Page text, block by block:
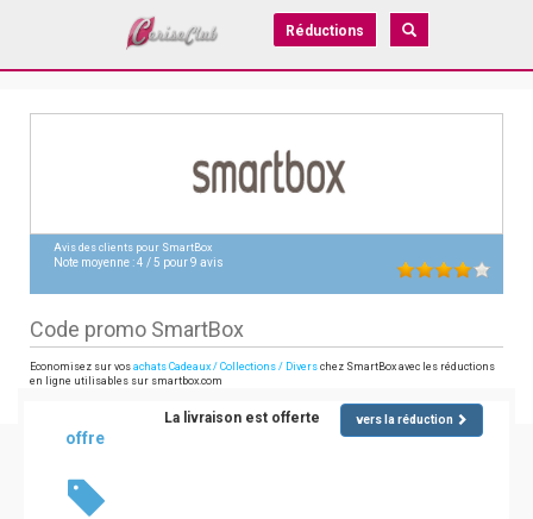
Réductions
Avis des clients pour SmartBox
Note moyenne :4 /5 pour9 avis
Code promo SmartBox
Economisez sur vos achats Cadeaux / Collections / Divers chez SmartBox avec les réductions
en ligne utilisables sur smartbox.com
offre
La livraison est offerte vers la réduction